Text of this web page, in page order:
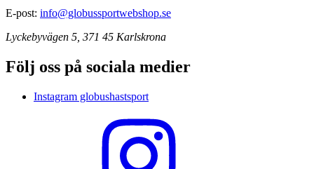
E-post: info@globussportwebshop.se
Lyckebyvägen 5, 371 45 Karlskrona
Följ oss på sociala medier
Instagram globushastsport